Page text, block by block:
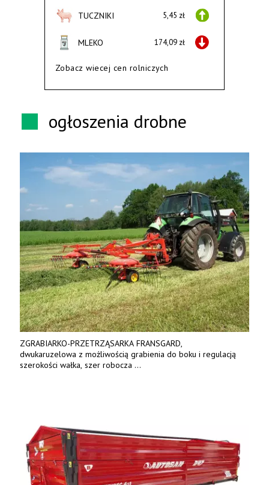
TUCZNIKI 5,45 zł
MLEKO 174,09 zł
Zobacz wiecej cen rolniczych
ogłoszenia drobne
ZGRABIARKO-PRZETRZĄSARKA FRANSGARD,
dwukaruzelowa z możliwością grabienia do boku i regulacją
szerokości wałka, szer robocza